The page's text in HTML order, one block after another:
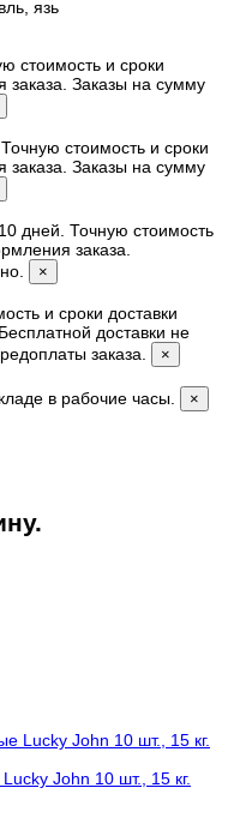
язь
стоимость и сроки
Заказы на сумму
стоимость и сроки
Заказы на сумму
дней. Точную стоимость
заказа.
×
и сроки доставки
доставки не
заказа.
×
в рабочие часы.
×
John 10 шт., 15 кг.